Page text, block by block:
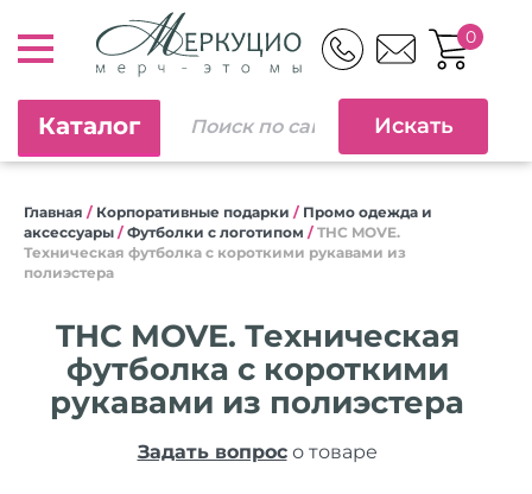
0
Каталог
Главная / Корпоративные подарки / Промо одежда и
аксессуары / Футболки с логотипом / THC MOVE.
Техническая футболка с короткими рукавами из
полиэстера
THC MOVE. Техническая
футболка с короткими
рукавами из полиэстера
Задать вопросо товаре